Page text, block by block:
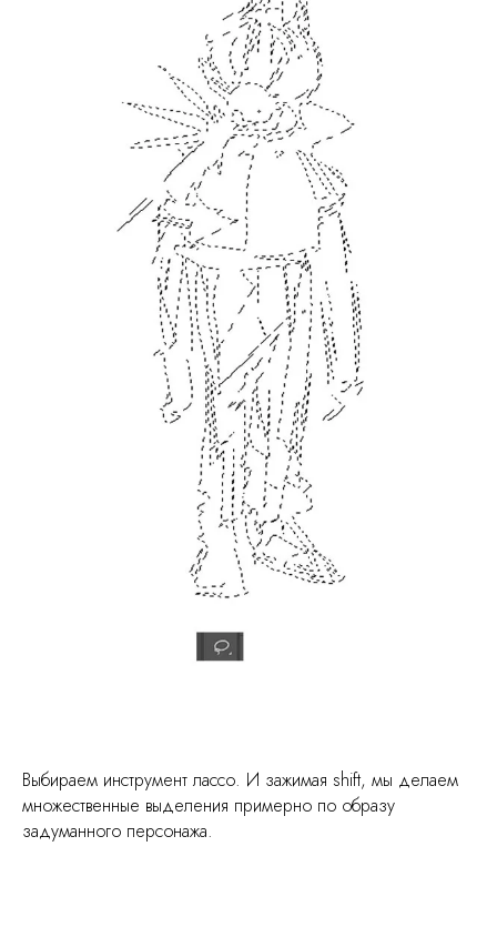
Выбираем инструмент лассо. И зажимая shift, мы делаем
множественные выделения примерно по образу
задуманного персонажа.